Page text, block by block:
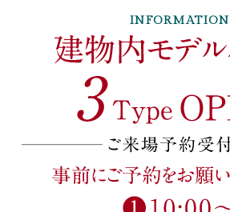
INFORMATION